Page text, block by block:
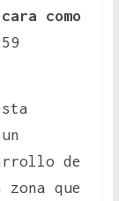
como
de
zona que